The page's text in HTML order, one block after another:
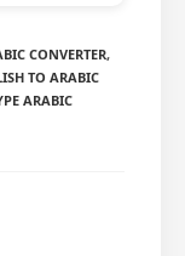
in real-
CONVERTER,
TO ARABIC
ARABIC